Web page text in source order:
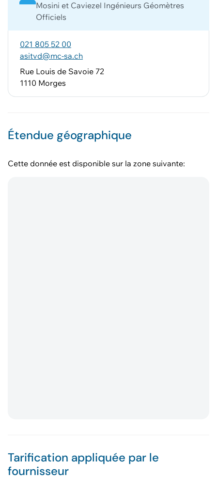
Mosini et Caviezel Ingénieurs Géomètres
Officiels
021 805 52 00
asitvd@mc-sa.ch
Rue Louis de Savoie 72
1110 Morges
Étendue géographique
Cette donnée est disponible sur la zone suivante:
Tarification appliquée par le
fournisseur